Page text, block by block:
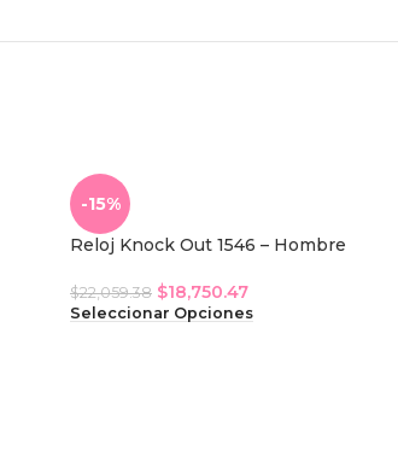
-15%
Reloj Knock Out 1546 – Hombre
$22,059.38 $18,750.47
Seleccionar Opciones